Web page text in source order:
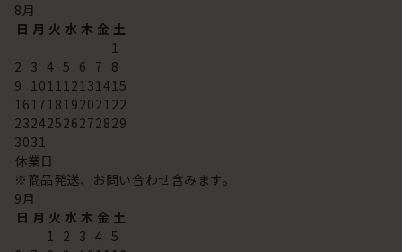
8月
日 月 火 水 木 金 土
1
2 3 4 5 6 7 8
9 101112131415
16171819202122
23242526272829
3031
休業日
※商品発送、お問い合わせ含みます。
9月
日 月 火 水 木 金 土
1 2 3 4 5